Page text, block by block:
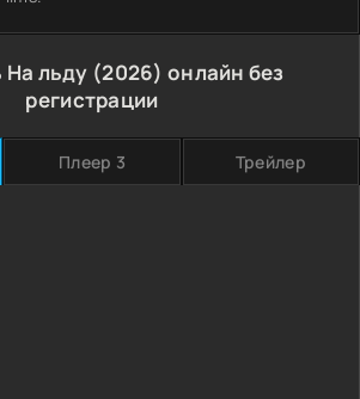
льду (2026) онлайн без
регистрации
Плеер 3 Трейлер